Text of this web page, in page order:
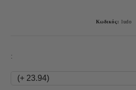
Κωδικός: ludo
: